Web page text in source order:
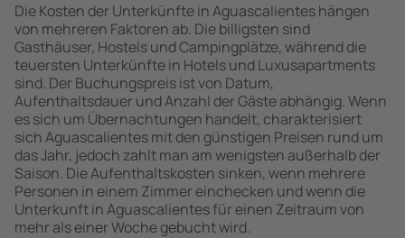
Die Kosten der Unterkünfte in Aguascalientes hängen
von mehreren Faktoren ab. Die billigsten sind
Gasthäuser, Hostels und Campingplätze, während die
teuersten Unterkünfte in Hotels und Luxusapartments
sind. Der Buchungspreis ist von Datum,
Aufenthaltsdauer und Anzahl der Gäste abhängig. Wenn
es sich um Übernachtungen handelt, charakterisiert
sich Aguascalientes mit den günstigen Preisen rund um
das Jahr, jedoch zahlt man am wenigsten außerhalb der
Saison. Die Aufenthaltskosten sinken, wenn mehrere
Personen in einem Zimmer einchecken und wenn die
Unterkunft in Aguascalientes für einen Zeitraum von
mehr als einer Woche gebucht wird.